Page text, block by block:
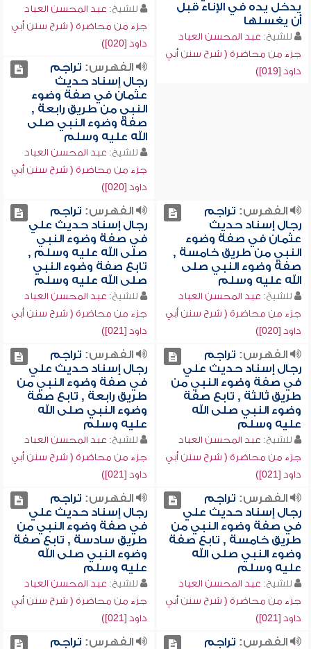
يدخل يده في الإناء قبل
أن يغسلها
للشيخ: عبد المحسن العباد
جزء من محاضرة ( شرح سنن أبي
داود [019])
للشيخ: عبد المحسن العباد
جزء من محاضرة ( شرح سنن أبي
داود [020])
الفهرس: تراجم
رجال إسناد حديث
عثمان في صفة وضوء
النبي من طريق رابعة ,
صفة وضوء النبي صلى
الله عليه وسلم
للشيخ: عبد المحسن العباد
جزء من محاضرة ( شرح سنن أبي
داود [020])
الفهرس: تراجم
رجال إسناد حديث
عثمان في صفة وضوء
النبي من طريق خامسة ,
صفة وضوء النبي صلى
الله عليه وسلم
للشيخ: عبد المحسن العباد
جزء من محاضرة ( شرح سنن أبي
داود [020])
الفهرس: تراجم
رجال إسناد حديث علي
في صفة وضوء النبي
صلى الله عليه وسلم ,
تابع صفة وضوء النبي
صلى الله عليه وسلم
للشيخ: عبد المحسن العباد
جزء من محاضرة ( شرح سنن أبي
داود [021])
الفهرس: تراجم
رجال إسناد حديث علي
في صفة وضوء النبي من
طريق ثالثة , تابع صفة
وضوء النبي صلى الله
عليه وسلم
للشيخ: عبد المحسن العباد
جزء من محاضرة ( شرح سنن أبي
داود [021])
الفهرس: تراجم
رجال إسناد حديث علي
في صفة وضوء النبي من
طريق رابعة , تابع صفة
وضوء النبي صلى الله
عليه وسلم
للشيخ: عبد المحسن العباد
جزء من محاضرة ( شرح سنن أبي
داود [021])
الفهرس: تراجم
رجال إسناد حديث علي
في صفة وضوء النبي من
طريق خامسة , تابع صفة
وضوء النبي صلى الله
عليه وسلم
للشيخ: عبد المحسن العباد
جزء من محاضرة ( شرح سنن أبي
داود [021])
الفهرس: تراجم
رجال إسناد حديث علي
في صفة وضوء النبي من
طريق سادسة , تابع صفة
وضوء النبي صلى الله
عليه وسلم
للشيخ: عبد المحسن العباد
جزء من محاضرة ( شرح سنن أبي
داود [021])
الفهرس: تراجم
الفهرس: تراجم